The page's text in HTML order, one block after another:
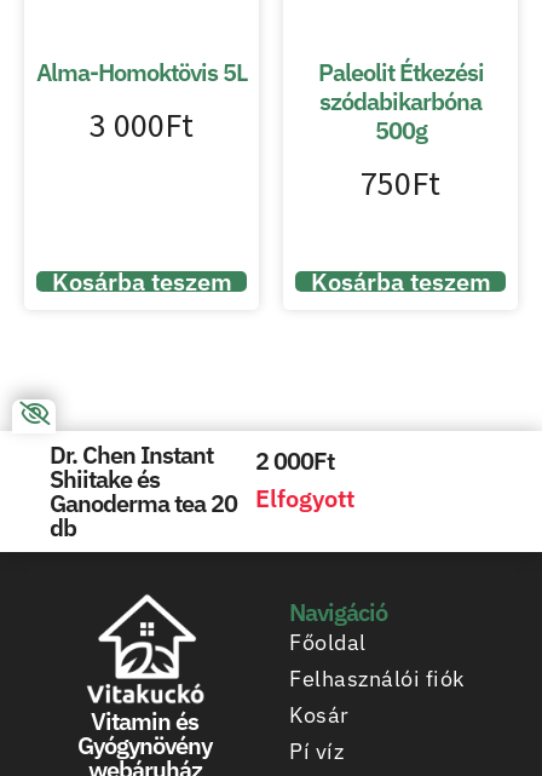
Alma-Homoktövis 5L
3 000Ft
Kosárba teszem
Paleolit Étkezési
szódabikarbóna
500g
750Ft
Kosárba teszem
Dr. Chen Instant
Shiitake és
Ganoderma tea 20
db
2 000Ft
Elfogyott
Vitamin és
Gyógynövény
webáruház
Navigáció
Főoldal
Felhasználói fiók
Kosár
Pí víz